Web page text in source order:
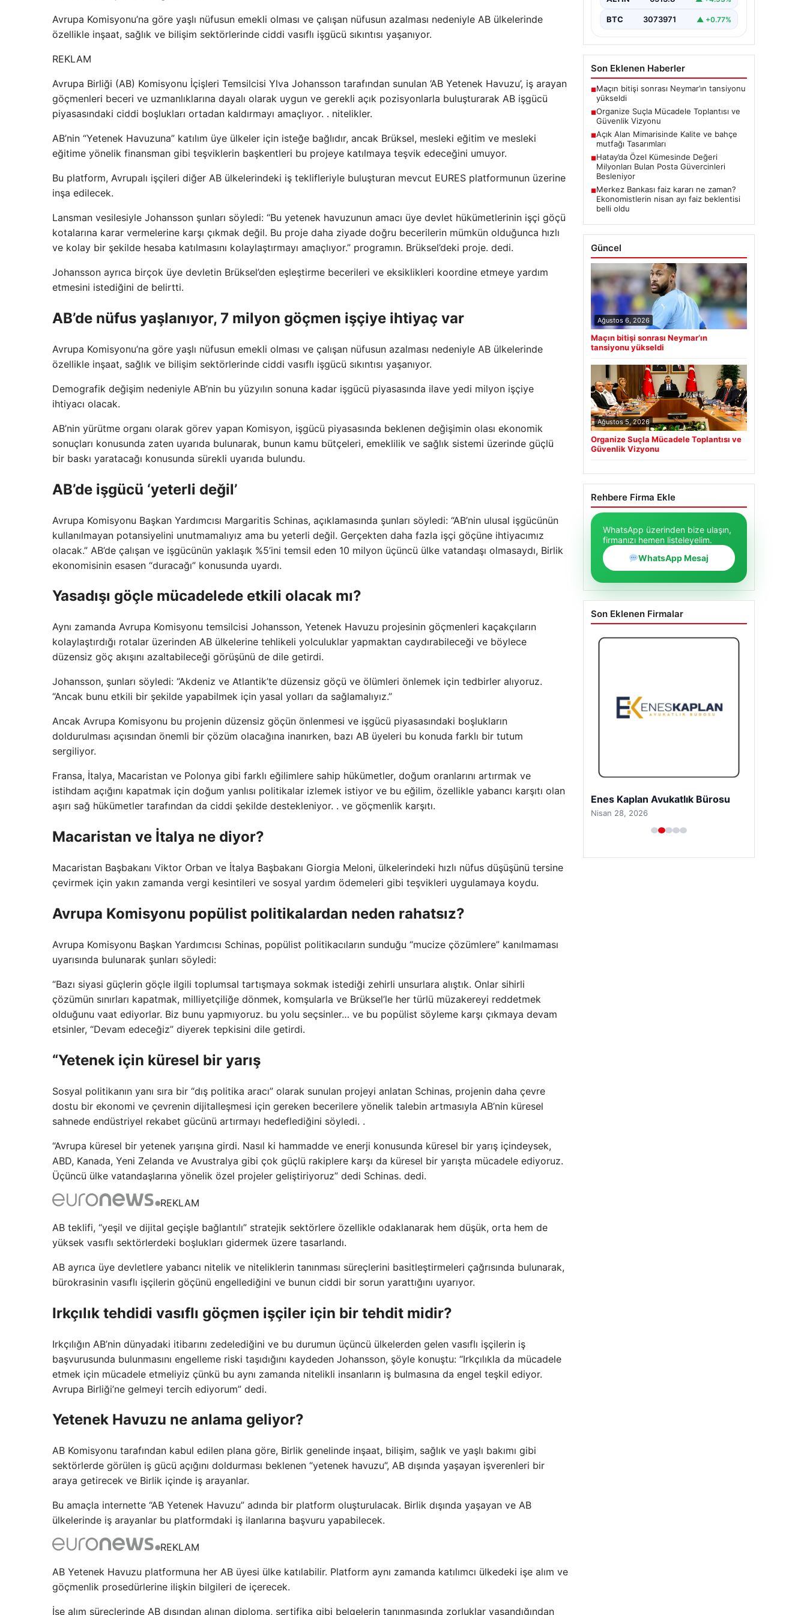
Avrupa Komisyonu’na göre yaşlı nüfusun emekli olması ve çalışan nüfusun azalması nedeniyle AB ülkelerinde
özellikle inşaat, sağlık ve bilişim sektörlerinde ciddi vasıflı işgücü sıkıntısı yaşanıyor.
REKLAM
Avrupa Birliği (AB) Komisyonu İçişleri Temsilcisi Ylva Johansson tarafından sunulan ‘AB Yetenek Havuzu’, iş arayan
göçmenleri beceri ve uzmanlıklarına dayalı olarak uygun ve gerekli açık pozisyonlarla buluşturarak AB işgücü
piyasasındaki ciddi boşlukları ortadan kaldırmayı amaçlıyor. . nitelikler.
AB’nin “Yetenek Havuzuna” katılım üye ülkeler için isteğe bağlıdır, ancak Brüksel, mesleki eğitim ve mesleki
eğitime yönelik finansman gibi teşviklerin başkentleri bu projeye katılmaya teşvik edeceğini umuyor.
Bu platform, Avrupalı ​​işçileri diğer AB ülkelerindeki iş teklifleriyle buluşturan mevcut EURES platformunun üzerine
inşa edilecek.
Lansman vesilesiyle Johansson şunları söyledi: “Bu yetenek havuzunun amacı üye devlet hükümetlerinin işçi göçü
kotalarına karar vermelerine karşı çıkmak değil. Bu proje daha ziyade doğru becerilerin mümkün olduğunca hızlı
ve kolay bir şekilde hesaba katılmasını kolaylaştırmayı amaçlıyor.” programın. Brüksel’deki proje. dedi.
Johansson ayrıca birçok üye devletin Brüksel’den eşleştirme becerileri ve eksiklikleri koordine etmeye yardım
etmesini istediğini de belirtti.
AB’de nüfus yaşlanıyor, 7 milyon göçmen işçiye ihtiyaç var
Avrupa Komisyonu’na göre yaşlı nüfusun emekli olması ve çalışan nüfusun azalması nedeniyle AB ülkelerinde
özellikle inşaat, sağlık ve bilişim sektörlerinde ciddi vasıflı işgücü sıkıntısı yaşanıyor.
Demografik değişim nedeniyle AB’nin bu yüzyılın sonuna kadar işgücü piyasasında ilave yedi milyon işçiye
ihtiyacı olacak.
AB’nin yürütme organı olarak görev yapan Komisyon, işgücü piyasasında beklenen değişimin olası ekonomik
sonuçları konusunda zaten uyarıda bulunarak, bunun kamu bütçeleri, emeklilik ve sağlık sistemi üzerinde güçlü
bir baskı yaratacağı konusunda sürekli uyarıda bulundu.
AB’de işgücü ‘yeterli değil’
Avrupa Komisyonu Başkan Yardımcısı Margaritis Schinas, açıklamasında şunları söyledi: “AB’nin ulusal işgücünün
kullanılmayan potansiyelini unutmamalıyız ama bu yeterli değil. Gerçekten daha fazla işçi göçüne ihtiyacımız
olacak.” AB’de çalışan ve işgücünün yaklaşık %5’ini temsil eden 10 milyon üçüncü ülke vatandaşı olmasaydı, Birlik
ekonomisinin esasen “duracağı” konusunda uyardı.
Yasadışı göçle mücadelede etkili olacak mı?
Aynı zamanda Avrupa Komisyonu temsilcisi Johansson, Yetenek Havuzu projesinin göçmenleri kaçakçıların
kolaylaştırdığı rotalar üzerinden AB ülkelerine tehlikeli yolculuklar yapmaktan caydırabileceği ve böylece
düzensiz göç akışını azaltabileceği görüşünü de dile getirdi.
Johansson, şunları söyledi: “Akdeniz ve Atlantik’te düzensiz göçü ve ölümleri önlemek için tedbirler alıyoruz.
“Ancak bunu etkili bir şekilde yapabilmek için yasal yolları da sağlamalıyız.”
Ancak Avrupa Komisyonu bu projenin düzensiz göçün önlenmesi ve işgücü piyasasındaki boşlukların
doldurulması açısından önemli bir çözüm olacağına inanırken, bazı AB üyeleri bu konuda farklı bir tutum
sergiliyor.
Fransa, İtalya, Macaristan ve Polonya gibi farklı eğilimlere sahip hükümetler, doğum oranlarını artırmak ve
istihdam açığını kapatmak için doğum yanlısı politikalar izlemek istiyor ve bu eğilim, özellikle yabancı karşıtı olan
aşırı sağ hükümetler tarafından da ciddi şekilde destekleniyor. . ve göçmenlik karşıtı.
Macaristan ve İtalya ne diyor?
Macaristan Başbakanı Viktor Orban ve İtalya Başbakanı Giorgia Meloni, ülkelerindeki hızlı nüfus düşüşünü tersine
çevirmek için yakın zamanda vergi kesintileri ve sosyal yardım ödemeleri gibi teşvikleri uygulamaya koydu.
Avrupa Komisyonu popülist politikalardan neden rahatsız?
Avrupa Komisyonu Başkan Yardımcısı Schinas, popülist politikacıların sunduğu “mucize çözümlere” kanılmaması
uyarısında bulunarak şunları söyledi:
“Bazı siyasi güçlerin göçle ilgili toplumsal tartışmaya sokmak istediği zehirli unsurlara alıştık. Onlar sihirli
çözümün sınırları kapatmak, milliyetçiliğe dönmek, komşularla ve Brüksel’le her türlü müzakereyi reddetmek
olduğunu vaat ediyorlar. Biz bunu yapmıyoruz. bu yolu seçsinler… ve bu popülist söyleme karşı çıkmaya devam
etsinler, “Devam edeceğiz” diyerek tepkisini dile getirdi.
“Yetenek için küresel bir yarış
Sosyal politikanın yanı sıra bir “dış politika aracı” olarak sunulan projeyi anlatan Schinas, projenin daha çevre
dostu bir ekonomi ve çevrenin dijitalleşmesi için gereken becerilere yönelik talebin artmasıyla AB’nin küresel
sahnede endüstriyel rekabet gücünü artırmayı hedeflediğini söyledi. .
“Avrupa küresel bir yetenek yarışına girdi. Nasıl ki hammadde ve enerji konusunda küresel bir yarış içindeysek,
ABD, Kanada, Yeni Zelanda ve Avustralya gibi çok güçlü rakiplere karşı da küresel bir yarışta mücadele ediyoruz.
Üçüncü ülke vatandaşlarına yönelik özel projeler geliştiriyoruz” dedi Schinas. dedi.
REKLAM
AB teklifi, “yeşil ve dijital geçişle bağlantılı” stratejik sektörlere özellikle odaklanarak hem düşük, orta hem de
yüksek vasıflı sektörlerdeki boşlukları gidermek üzere tasarlandı.
AB ayrıca üye devletlere yabancı nitelik ve niteliklerin tanınması süreçlerini basitleştirmeleri çağrısında bulunarak,
bürokrasinin vasıflı işçilerin göçünü engellediğini ve bunun ciddi bir sorun yarattığını uyarıyor.
Irkçılık tehdidi vasıflı göçmen işçiler için bir tehdit midir?
Irkçılığın AB’nin dünyadaki itibarını zedelediğini ve bu durumun üçüncü ülkelerden gelen vasıflı işçilerin iş
başvurusunda bulunmasını engelleme riski taşıdığını kaydeden Johansson, şöyle konuştu: “Irkçılıkla da mücadele
etmek için mücadele etmeliyiz çünkü bu aynı zamanda nitelikli insanların iş bulmasına da engel teşkil ediyor.
Avrupa Birliği’ne gelmeyi tercih ediyorum” dedi.
Yetenek Havuzu ne anlama geliyor?
AB Komisyonu tarafından kabul edilen plana göre, Birlik genelinde inşaat, bilişim, sağlık ve yaşlı bakımı gibi
sektörlerde görülen iş gücü açığını doldurması beklenen “yetenek havuzu”, AB dışında yaşayan işverenleri bir
araya getirecek ve Birlik içinde iş arayanlar.
Bu amaçla internette “AB Yetenek Havuzu” adında bir platform oluşturulacak. Birlik dışında yaşayan ve AB
ülkelerinde iş arayanlar bu platformdaki iş ilanlarına başvuru yapabilecek.
REKLAM
AB Yetenek Havuzu platformuna her AB üyesi ülke katılabilir. Platform aynı zamanda katılımcı ülkedeki işe alım ve
göçmenlik prosedürlerine ilişkin bilgileri de içerecek.
İşe alım süreçlerinde AB dışından alınan diploma, sertifika gibi belgelerin tanınmasında zorluklar yaşandığından
BTC 3073971 ▲ +0.77%
Son Eklenen Haberler
■Maçın bitişi sonrası Neymar’ın tansiyonu
yükseldi
■Organize Suçla Mücadele Toplantısı ve
Güvenlik Vizyonu
■Açık Alan Mimarisinde Kalite ve bahçe
mutfağı Tasarımları
■Hatay’da Özel Kümesinde Değeri
Milyonları Bulan Posta Güvercinleri
Besleniyor
■Merkez Bankası faiz kararı ne zaman?
Ekonomistlerin nisan ayı faiz beklentisi
belli oldu
Güncel
Ağustos 6, 2026
Maçın bitişi sonrası Neymar’ın
tansiyonu yükseldi
Ağustos 5, 2026
Organize Suçla Mücadele Toplantısı ve
Güvenlik Vizyonu
Rehbere Firma Ekle
WhatsApp üzerinden bize ulaşın,
firmanızı hemen listeleyelim.
WhatsApp Mesaj
Son Eklenen Firmalar
Enes Kaplan Avukatlık Bürosu
Nisan 28, 2026